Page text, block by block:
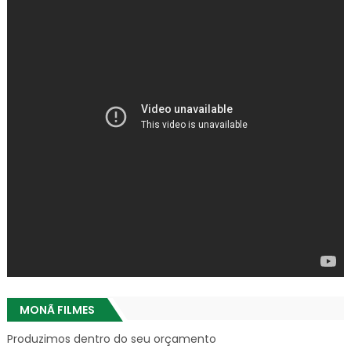
MONÃ FILMES
Produzimos dentro do seu orçamento